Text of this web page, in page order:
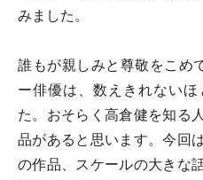
みました。
誰もが親しみと尊敬をこめ
ー俳優は、数えきれない
た。おそらく高倉健を知る
品があると思います。今回
の作品、スケールの大きな